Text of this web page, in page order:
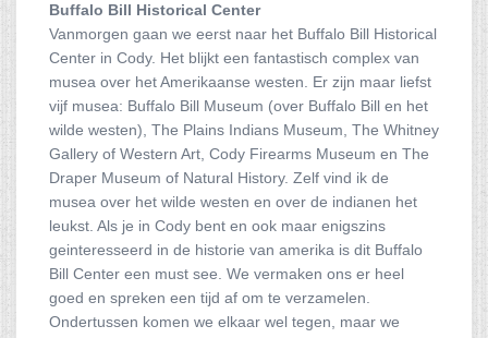
Buffalo Bill Historical Center
Vanmorgen gaan we eerst naar het Buffalo Bill Historical
Center in Cody. Het blijkt een fantastisch complex van
musea over het Amerikaanse westen. Er zijn maar liefst
vijf musea: Buffalo Bill Museum (over Buffalo Bill en het
wilde westen), The Plains Indians Museum, The Whitney
Gallery of Western Art, Cody Firearms Museum en The
Draper Museum of Natural History. Zelf vind ik de
musea over het wilde westen en over de indianen het
leukst. Als je in Cody bent en ook maar enigszins
geinteresseerd in de historie van amerika is dit Buffalo
Bill Center een must see. We vermaken ons er heel
goed en spreken een tijd af om te verzamelen.
Ondertussen komen we elkaar wel tegen, maar we